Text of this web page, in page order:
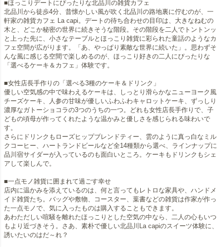
■ほっこりデートにぴったりな北品川の雑貨カフェ
北品川から徒歩4分、昔懐かしい風が吹く北品川の路地裏に佇むのが、一
軒家の雑貨カフェ La capi。デートの待ち合わせの目印は、大きなねむの
木と、どこか秘密の世界に続きそうな階段。その階段を二人でトントンッ
と上った先に、小さなテーブルとほっこり雑貨に彩られた童話のようなカ
フェ空間が広がります。「あ、やっぱり素敵な世界に続いた」。思わずそ
んな風に感じる空間で楽しめるのが、ほっこり好きの二人にぴったりな
「選べるケーキ＆カフェ」体験です。
■女性店長手作りの「選べる3種のケーキ＆ドリンク」
優しい空気感の中で味わえるケーキは、しっとり滑らかなニューヨーク風
チーズケーキ、人参の甘味が優しいふわふわキャロットケーキ、ずっしり
濃厚なガトーショコラの3つのうちの一つ。どれも女性店長手作りで、子
どもの頃母が作ってくれたような温かみと優しさを感じられる味わいで
す。
さらにドリンクもローズヒップブレンドティー、雲のように真っ白なミル
クコーヒー、ハートランドビールなど全14種類から選べ、ラインナップに
品川宿サイダーが入っているのも面白いところ。ケーキもドリンクもシェ
アして楽しんで。
■一点モノ雑貨に囲まれて過ごす幸せ
店内に温かみを添えているのは、何と言ってもレトロな家具や、ハンドメ
イド雑貨たち。バッグや敷物、コースター、葉書などの雑貨は作家が作っ
た一点モノで、気に入ったものは購入することもできます。
あわただしい喧騒を離れたほっこりとした空気の中なら、二人の心もいつ
もより近づきそう。さあ、素朴で優しい北品川La capiのスイーツ体験に、
誘いたいのはだ～れ？